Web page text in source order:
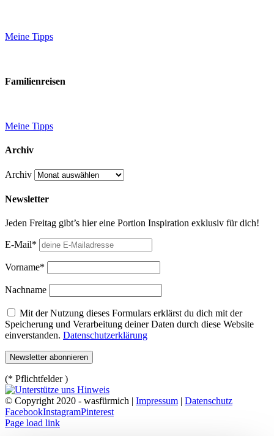
Meine Tipps
Familienreisen
Meine Tipps
Archiv
Archiv
Newsletter
Jeden Freitag gibt’s hier eine Portion Inspiration exklusiv für dich!
E-Mail*
Vorname*
Nachname
Mit der Nutzung dieses Formulars erklärst du dich mit der
Speicherung und Verarbeitung deiner Daten durch diese Website
einverstanden. Datenschutzerklärung
(* Pflichtfelder )
© Copyright 2020 - wasfürmich | Impressum | Datenschutz
FacebookInstagramPinterest
Page load link